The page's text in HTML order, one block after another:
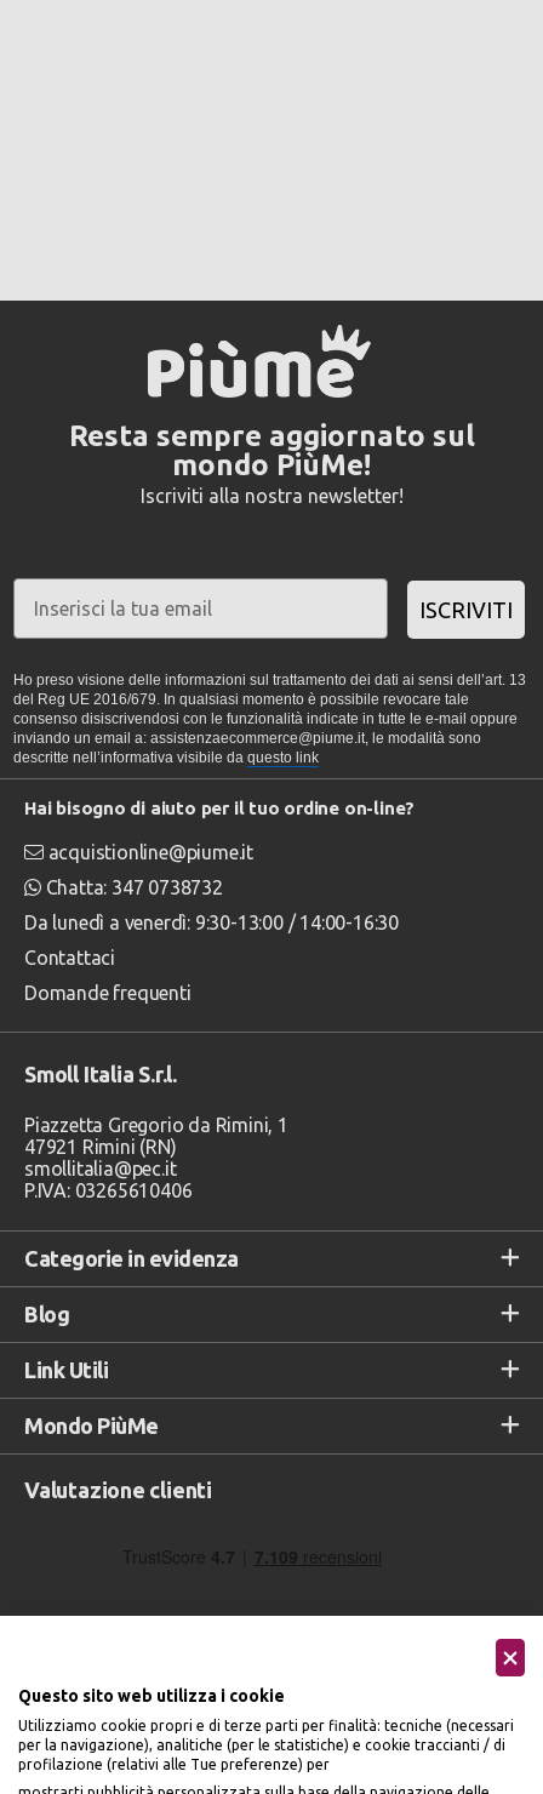
Resta sempre aggiornato sul
mondo PiùMe!
Iscriviti alla nostra newsletter!
ISCRIVITI
Ho preso visione delle informazioni sul trattamento dei dati ai sensi dell’art. 13
del Reg UE 2016/679. In qualsiasi momento è possibile revocare tale
consenso disiscrivendosi con le funzionalità indicate in tutte le e-mail oppure
inviando un email a: assistenzaecommerce@piume.it, le modalità sono
descritte nell’informativa visibile da questo link
Categorie in evidenza
Blog
Link Utili
Mondo PiùMe
Hai bisogno di aiuto per il tuo ordine on-line?
acquistionline@piume.it
Chatta: 347 0738732
Da lunedì a venerdì: 9:30-13:00 / 14:00-16:30
Contattaci
Domande frequenti
Smoll Italia S.r.l.
Piazzetta Gregorio da Rimini, 1
47921 Rimini (RN)
smollitalia@pec.it
P.IVA: 03265610406
Valutazione clienti
Seguici sui social
Questo sito web utilizza i cookie
Utilizziamo cookie propri e di terze parti per finalità: tecniche (necessari
per la navigazione), analitiche (per le statistiche) e cookie traccianti / di
profilazione (relativi alle Tue preferenze) per